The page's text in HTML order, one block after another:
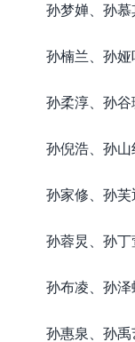
孙梦婵、孙慕
孙楠兰、孙娅
孙柔淳、孙谷
孙倪浩、孙山
孙家修、孙芙
孙蓉炅、孙丁
孙布凌、孙泽
孙惠泉、孙禹